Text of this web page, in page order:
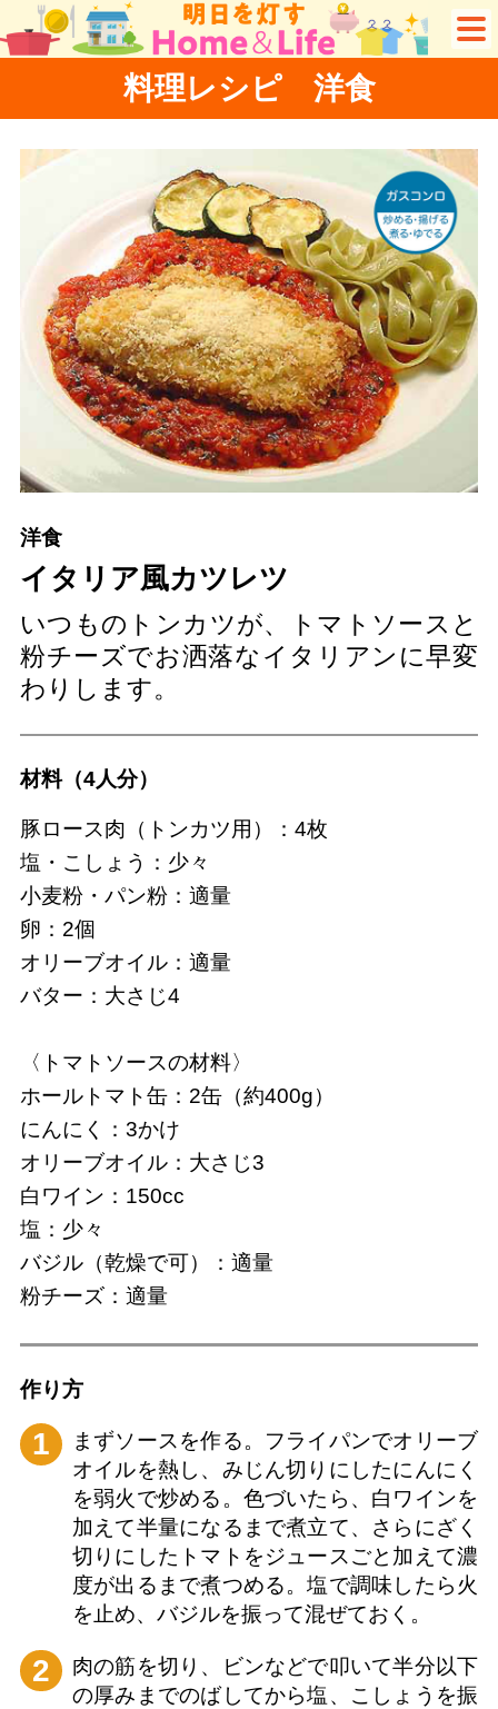
料理レシピ 洋食
洋食
イタリア風カツレツ
いつものトンカツが、トマトソースと
粉チーズでお洒落なイタリアンに早変
わりします。
材料（4人分）
豚ロース肉（トンカツ用）：4枚
塩・こしょう：少々
小麦粉・パン粉：適量
卵：2個
オリーブオイル：適量
バター：大さじ4
〈トマトソースの材料〉
ホールトマト缶：2缶（約400g）
にんにく：3かけ
オリーブオイル：大さじ3
白ワイン：150cc
塩：少々
バジル（乾燥で可）：適量
粉チーズ：適量
作り⽅
1
まずソースを作る。フライパンでオリーブ
オイルを熱し、みじん切りにしたにんにく
を弱火で炒める。色づいたら、白ワインを
加えて半量になるまで煮立て、さらにざく
切りにしたトマトをジュースごと加えて濃
度が出るまで煮つめる。塩で調味したら火
を止め、バジルを振って混ぜておく。
2
肉の筋を切り、ビンなどで叩いて半分以下
の厚みまでのばしてから塩、こしょうを振